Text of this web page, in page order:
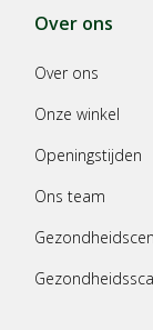
Over ons
Over ons
Onze winkel
Openingstijden
Ons team